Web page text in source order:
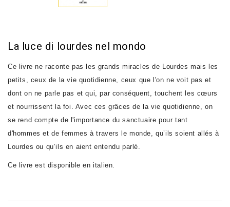
La luce di lourdes nel mondo
Ce livre ne raconte pas les grands miracles de Lourdes mais les
petits, ceux de la vie quotidienne, ceux que l'on ne voit pas et
dont on ne parle pas et qui, par conséquent, touchent les cœurs
et nourrissent la foi. Avec ces grâces de la vie quotidienne, on
se rend compte de l'importance du sanctuaire pour tant
d'hommes et de femmes à travers le monde, qu’ils soient allés à
Lourdes ou qu’ils en aient entendu parlé.
Ce livre est disponible en italien.